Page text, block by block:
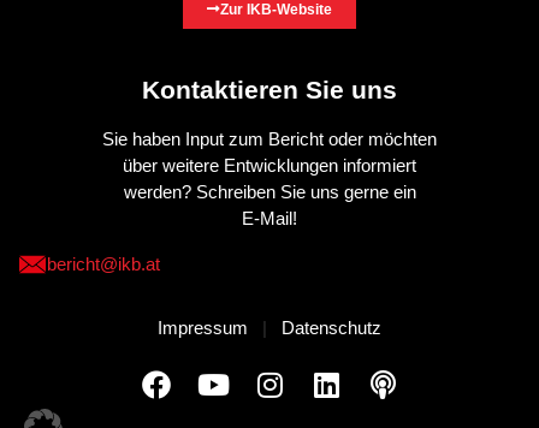
Zur IKB-Website
Kontaktieren Sie uns
Sie haben Input zum Bericht oder möchten
über weitere Entwicklungen informiert
werden? Schreiben Sie uns gerne ein
E-Mail!
bericht@ikb.at
Impressum | Datenschutz